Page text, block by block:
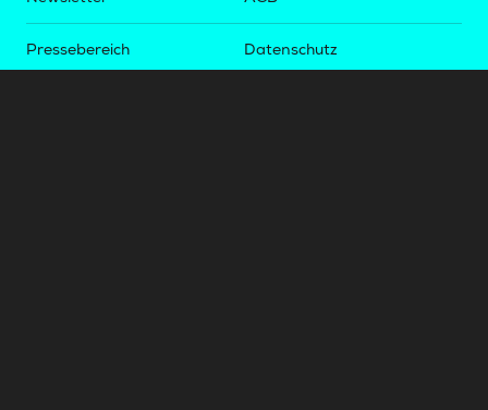
Pressebereich Datenschutz